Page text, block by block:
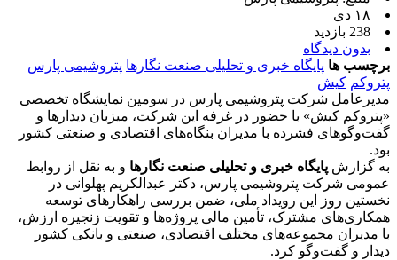
۱۸ دی
238 بازدید
بدون دیدگاه
برچسب ها پایگاه خبری و تحلیلی صنعت نگارها پتروشیمی پارس
پتروکم کیش
مدیرعامل شرکت پتروشیمی پارس در سومین نمایشگاه تخصصی
«پتروکم کیش» با حضور در غرفه این شرکت، میزبان دیدارها و
گفت‌وگوهای فشرده با مدیران بنگاه‌های اقتصادی و صنعتی کشور
بود.
به گزارش پایگاه خبری و تحلیلی صنعت نگارها و به نقل از روابط
عمومی شرکت پتروشیمی پارس، دکتر عبدالکریم پهلوانی در
نخستین روز این رویداد ملی، ضمن بررسی راهکارهای توسعه
همکاری‌های مشترک، تأمین مالی پروژه‌ها و تقویت زنجیره ارزش،
با مدیران مجموعه‌های مختلف اقتصادی، صنعتی و بانکی کشور
دیدار و گفت‌وگو کرد.